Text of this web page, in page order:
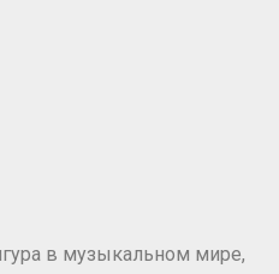
в музыкальном мире,